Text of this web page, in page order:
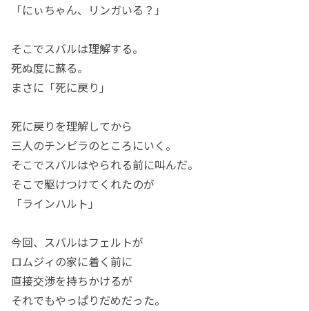
「にぃちゃん、リンガいる？」
そこでスバルは理解する。
死ぬ度に蘇る。
まさに「死に戻り」
死に戻りを理解してから
三人のチンピラのところにいく。
そこでスバルはやられる前に叫んだ。
そこで駆けつけてくれたのが
「ラインハルト」
今回、スバルはフェルトが
ロムジィの家に着く前に
直接交渉を持ちかけるが
それでもやっぱりだめだった。